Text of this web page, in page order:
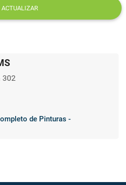
ACTUALIZAR
302
de Pinturas -